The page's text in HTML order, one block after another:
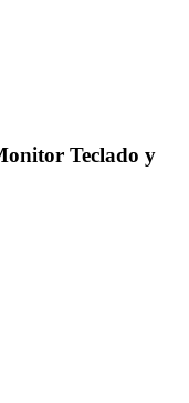
Teclado y